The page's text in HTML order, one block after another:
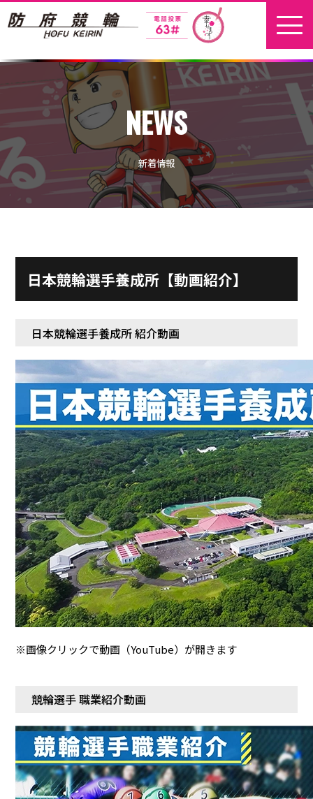
ホーム
新着情報
地元選手
お問い合わせ
本場開催
パンフレット
出場予定選手
出走表
予想紙
イベント＆ファンサービス
Kの3本勝負（本命予想）
崖っぷちのK（穴予想）
Kの地元推し！（地元予想）
有料席
KEIRINパーク
バンク紹介
アクセス
防府けいりん駅前SC
車券の購入方法
DOKOTO
電話・FAXサービス
歴代優勝者を紹介
非開催日の払戻し場所について
協賛レース募集
横断幕掲出について
その他
防府競輪研究所
ホープ君日記
Kからの挑戦状
防府競輪を予想するKとは？
防府競輪キャラクター
サイトポリシー
個人情報保護方針
防府競輪をお楽しみいただくために
NEWS
新着情報
日本競輪選手養成所【動画紹介】
日本競輪選手養成所 紹介動画
※画像クリックで動画（YouTube）が開きます
競輪選手 職業紹介動画